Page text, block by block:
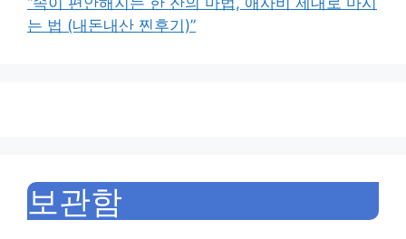
는 법 (내돈내산 찐후기)”
보관함